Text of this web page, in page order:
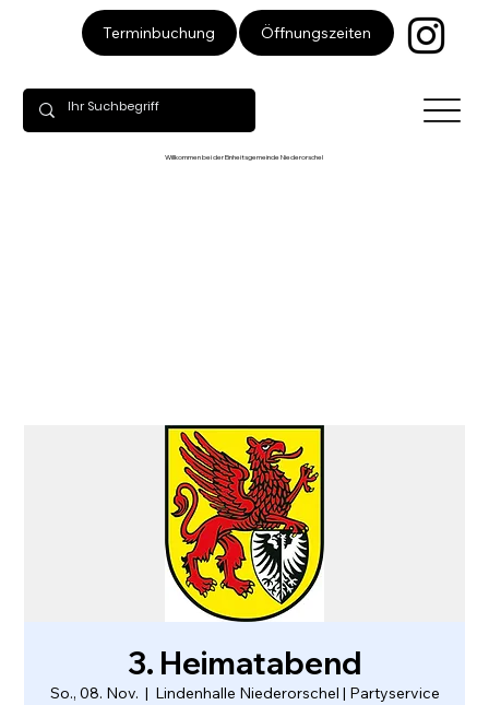
Terminbuchung Öffnungszeiten
Willkommen bei der Einheitsgemeinde Niederorschel
3. Heimatabend
So., 08. Nov.
  |
Lindenhalle Niederorschel | Partyservice